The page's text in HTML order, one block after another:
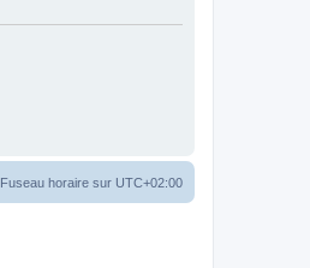
Fuseau horaire sur UTC+02:00